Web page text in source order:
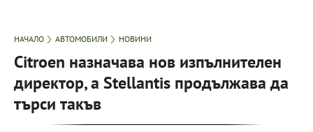
НАЧАЛО АВТОМОБИЛИ НОВИНИ
Citroen назначава нов изпълнителен
директор, a Stellantis продължава да
търси такъв